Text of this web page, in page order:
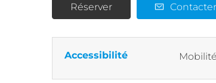
Réserver
Accessibilité